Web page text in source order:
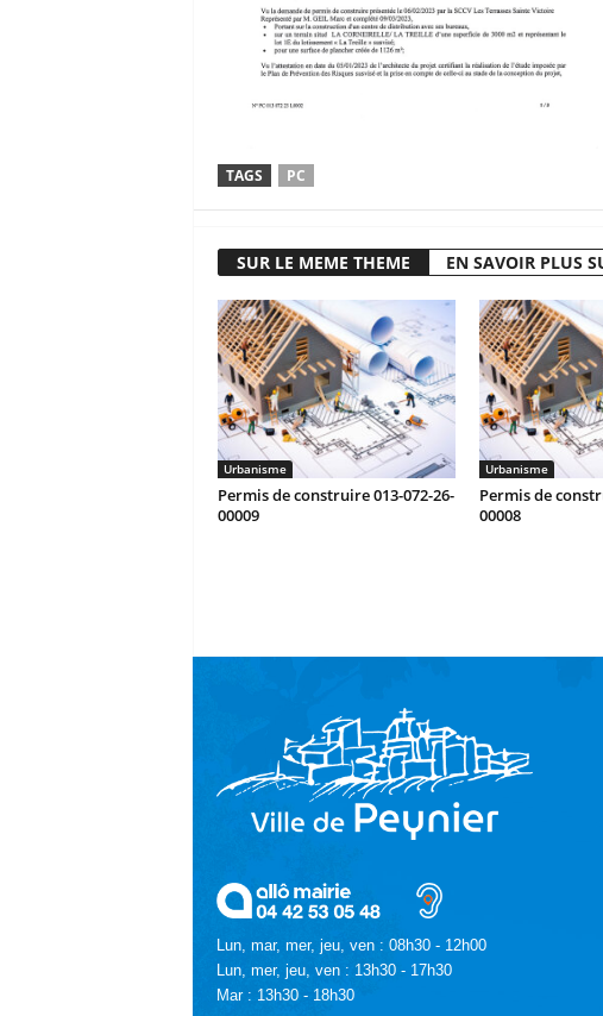
TAGS PC
SUR LE MEME THEME EN SAVOIR PLUS
Urbanisme
Permis de construire 013-072-26-
00009
Urbanisme
Permis de
00008
Lun, mar, mer, jeu, ven : 08h30 - 12h00
Lun, mer, jeu, ven : 13h30 - 17h30
Mar : 13h30 - 18h30